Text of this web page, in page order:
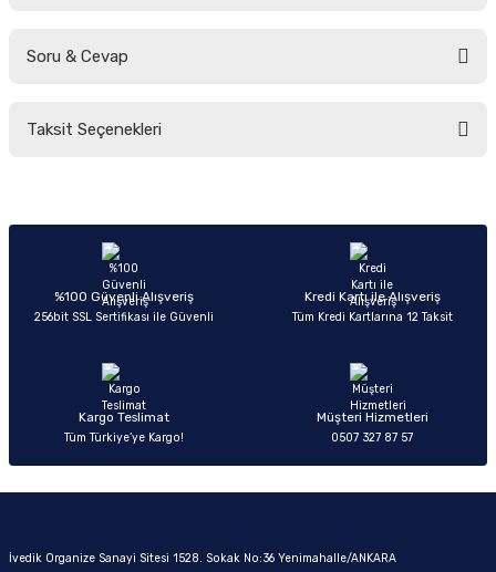
Soru & Cevap
Taksit Seçenekleri
%100 Güvenli Alışveriş
256bit SSL Sertifikası ile Güvenli
Kredi Kartı ile Alışveriş
Tüm Kredi Kartlarına 12 Taksit
Kargo Teslimat
Tüm Türkiye’ye Kargo!
Müşteri Hizmetleri
0507 327 87 57
İvedik Organize Sanayi Sitesi 1528. Sokak No:36 Yenimahalle/ANKARA